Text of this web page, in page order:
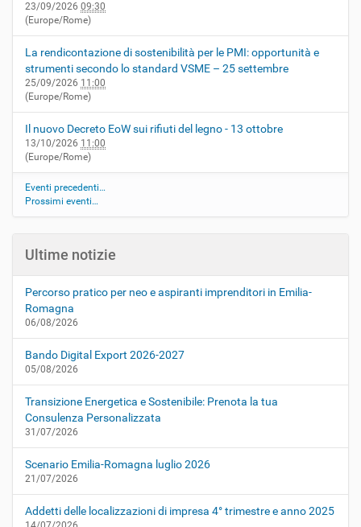
23/09/2026 09:30
(Europe/Rome)
La rendicontazione di sostenibilità per le PMI: opportunità e
strumenti secondo lo standard VSME – 25 settembre
25/09/2026 11:00
(Europe/Rome)
Il nuovo Decreto EoW sui rifiuti del legno - 13 ottobre
13/10/2026 11:00
(Europe/Rome)
Eventi precedenti…
Prossimi eventi…
Ultime notizie
Percorso pratico per neo e aspiranti imprenditori in Emilia-
Romagna
06/08/2026
Bando Digital Export 2026-2027
05/08/2026
Transizione Energetica e Sostenibile: Prenota la tua
Consulenza Personalizzata
31/07/2026
Scenario Emilia-Romagna luglio 2026
21/07/2026
Addetti delle localizzazioni di impresa 4° trimestre e anno 2025